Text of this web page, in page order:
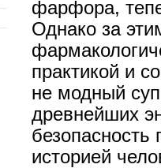
фарфора,
Однако за
практикой и
не модный
древнейших
историей